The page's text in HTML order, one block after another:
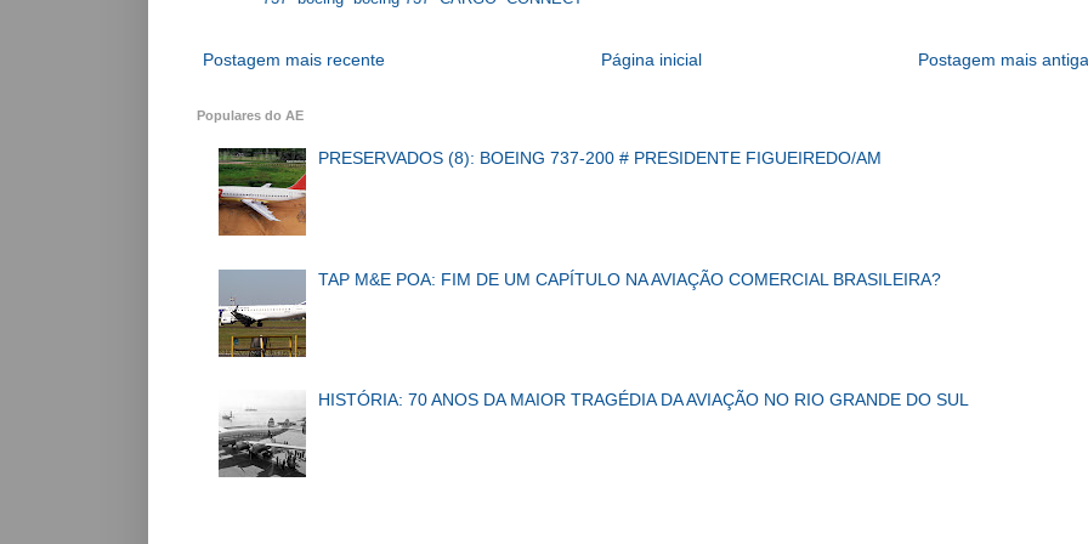
Postagem mais recente Postagem mais antiga
Página inicial
Populares do AE
PRESERVADOS (8): BOEING 737-200 # PRESIDENTE FIGUEIREDO/AM
TAP M&E POA: FIM DE UM CAPÍTULO NA AVIAÇÃO COMERCIAL BRASILEIRA?
HISTÓRIA: 70 ANOS DA MAIOR TRAGÉDIA DA AVIAÇÃO NO RIO GRANDE DO SUL